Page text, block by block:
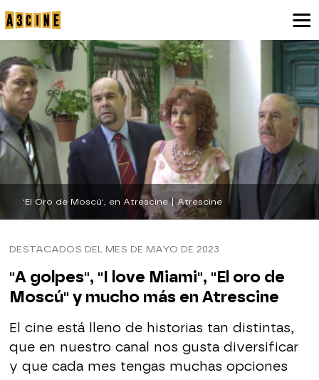
DESTACADOS DEL MES DE MAYO DE 2023
"A golpes", "I love Miami", "El oro de
Moscú" y mucho más en Atrescine
El cine está lleno de historias tan distintas,
que en nuestro canal nos gusta diversificar
y que cada mes tengas muchas opciones
'El Oro de Moscú', en Atrescine | Atrescine